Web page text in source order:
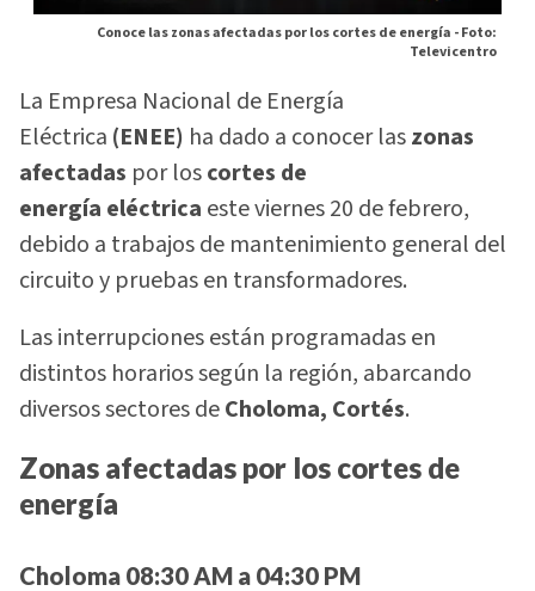
Conoce las zonas afectadas por los cortes de energía -Foto:
Televicentro
La Empresa Nacional de Energía
Eléctrica (ENEE) ha dado a conocer laszonas
afectadas por loscortes de
energía eléctrica este viernes 20 de febrero,
debido a trabajos de mantenimiento general del
circuito y pruebas en transformadores.
Las interrupciones están programadas en
distintos horarios según la región, abarcando
diversos sectores deCholoma, Cortés.
Zonas afectadas por los cortes de
energía
Choloma 08:30 AM a 04:30 PM